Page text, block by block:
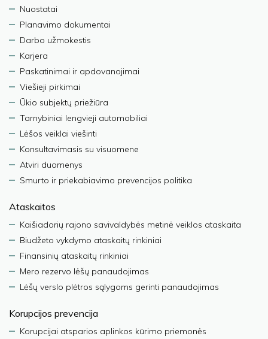
Nuostatai
Planavimo dokumentai
Darbo užmokestis
Karjera
Paskatinimai ir apdovanojimai
Viešieji pirkimai
Ūkio subjektų priežiūra
Tarnybiniai lengvieji automobiliai
Lėšos veiklai viešinti
Konsultavimasis su visuomene
Atviri duomenys
Smurto ir priekabiavimo prevencijos politika
Ataskaitos
Kaišiadorių rajono savivaldybės metinė veiklos ataskaita
Biudžeto vykdymo ataskaitų rinkiniai
Finansinių ataskaitų rinkiniai
Mero rezervo lėšų panaudojimas
Lėšų verslo plėtros sąlygoms gerinti panaudojimas
Korupcijos prevencija
Korupcijai atsparios aplinkos kūrimo priemonės